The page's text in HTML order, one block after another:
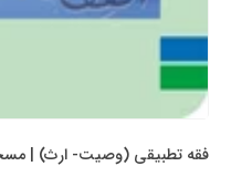
فقه تطبیقی (وصیت- ارث) |